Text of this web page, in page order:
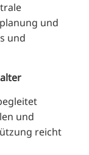
und
und
und
reicht